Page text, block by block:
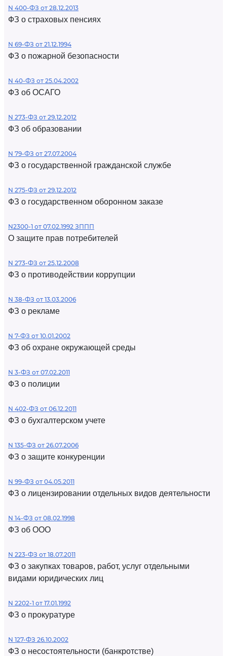
N 400-ФЗ от 28.12.2013
ФЗ о страховых пенсиях
N 69-ФЗ от 21.12.1994
ФЗ о пожарной безопасности
N 40-ФЗ от 25.04.2002
ФЗ об ОСАГО
N 273-ФЗ от 29.12.2012
ФЗ об образовании
N 79-ФЗ от 27.07.2004
ФЗ о государственной гражданской службе
N 275-ФЗ от 29.12.2012
ФЗ о государственном оборонном заказе
N2300-1 от 07.02.1992 ЗППП
О защите прав потребителей
N 273-ФЗ от 25.12.2008
ФЗ о противодействии коррупции
N 38-ФЗ от 13.03.2006
ФЗ о рекламе
N 7-ФЗ от 10.01.2002
ФЗ об охране окружающей среды
N 3-ФЗ от 07.02.2011
ФЗ о полиции
N 402-ФЗ от 06.12.2011
ФЗ о бухгалтерском учете
N 135-ФЗ от 26.07.2006
ФЗ о защите конкуренции
N 99-ФЗ от 04.05.2011
ФЗ о лицензировании отдельных видов деятельности
N 14-ФЗ от 08.02.1998
ФЗ об ООО
N 223-ФЗ от 18.07.2011
ФЗ о закупках товаров, работ, услуг отдельными
видами юридических лиц
N 2202-1 от 17.01.1992
ФЗ о прокуратуре
N 127-ФЗ 26.10.2002
ФЗ о несостоятельности (банкротстве)